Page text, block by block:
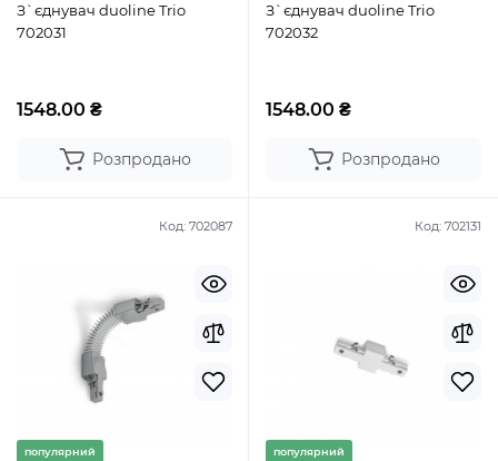
З`єднувач duoline Trio
702031
1548.00 ₴
Розпродано
З`єднувач duoline Trio
702032
1548.00 ₴
Розпродано
Код: 702087
популярний
Код: 702131
популярний